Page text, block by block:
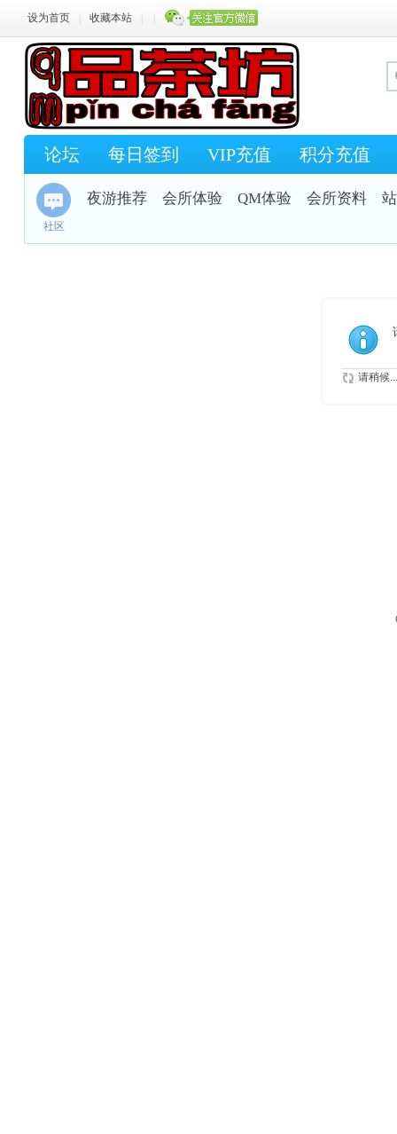
设为首页 收藏本站
论坛 每日签到 VIP充值 积分充值
社区
夜游推荐 会所体验 QM体验 会所资料
请稍候...